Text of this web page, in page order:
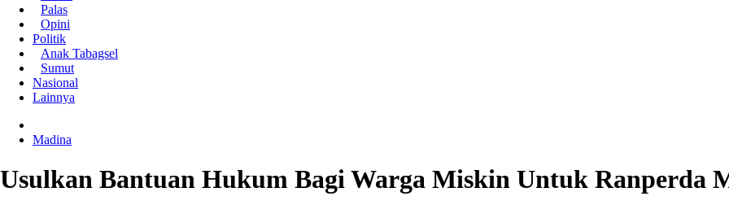
Palas
Opini
Politik
Anak Tabagsel
Sumut
Nasional
Lainnya
Madina
Usulkan Bantuan Hukum Bagi Warga Miskin Untuk Ranperda